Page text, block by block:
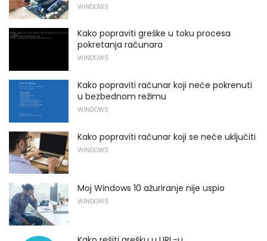
WINDOWS
Kako popraviti greške u toku procesa
pokretanja računara
WINDOWS
Kako popraviti računar koji neće pokrenuti
u bezbednom režimu
WINDOWS
Kako popraviti računar koji se neće uključiti
WINDOWS
Moj Windows 10 ažuriranje nije uspio
WINDOWS